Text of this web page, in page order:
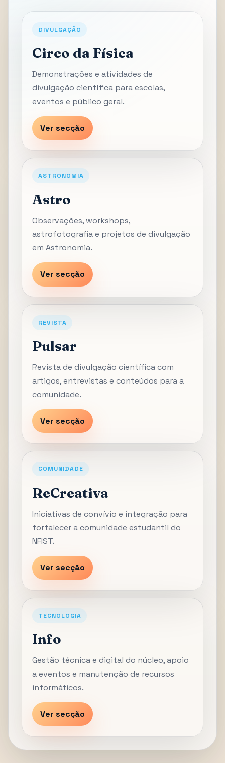
DIVULGAÇÃO
Circo da Física
Demonstrações e atividades de
divulgação científica para escolas,
eventos e público geral.
Ver secção
ASTRONOMIA
Astro
Observações, workshops,
astrofotografia e projetos de divulgação
em Astronomia.
Ver secção
REVISTA
Pulsar
Revista de divulgação científica com
artigos, entrevistas e conteúdos para a
comunidade.
Ver secção
COMUNIDADE
ReCreativa
Iniciativas de convívio e integração para
fortalecer a comunidade estudantil do
NFIST.
Ver secção
TECNOLOGIA
Info
Gestão técnica e digital do núcleo, apoio
a eventos e manutenção de recursos
informáticos.
Ver secção